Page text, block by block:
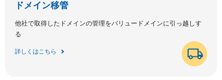
ドメイン移管
他社で取得したドメインの管理をバリュードメインに引っ越しす
る
詳しくはこちら